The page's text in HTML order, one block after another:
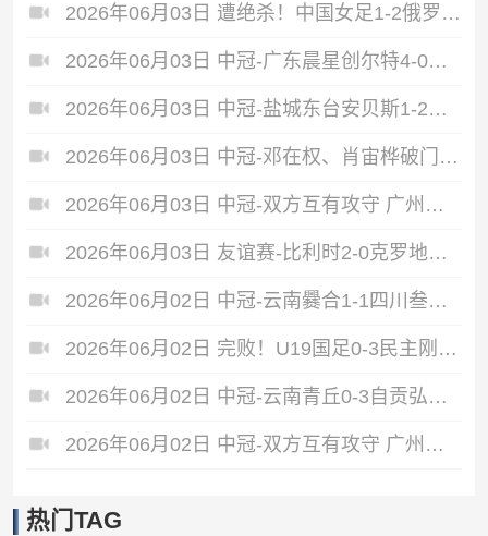
2026年06月03日 遭绝杀！中国女足1-2俄罗斯女足 王霜世界波难救主对手86分钟破门
2026年06月03日 中冠-广东晨星创尔特4-0赣州红星 罗凯梅开二度
2026年06月03日 中冠-盐城东台安贝斯1-2广州黄埔志诚 李启涛梅开二度
2026年06月03日 中冠-邓在权、肖宙桦破门 中国澳门U23 1-2 五华华京
2026年06月03日 中冠-双方互有攻守 广州联增城澳体0-0泰州早茶黑马
2026年06月03日 友谊赛-比利时2-0克罗地亚 蒂莱曼斯推射破门卢卡库单刀建功
2026年06月02日 中冠-云南爨合1-1四川叁壹捌重龙 余杰迪头球绝平
2026年06月02日 完败！U19国足0-3民主刚果U23 依合散黄油手U19国足0射门0角球
2026年06月02日 中冠-云南青丘0-3自贡弘祥电碳 李卓阳、杜威薇破门
2026年06月02日 中冠-双方互有攻守 广州悦高0-0重庆长寿润麒
热门TAG